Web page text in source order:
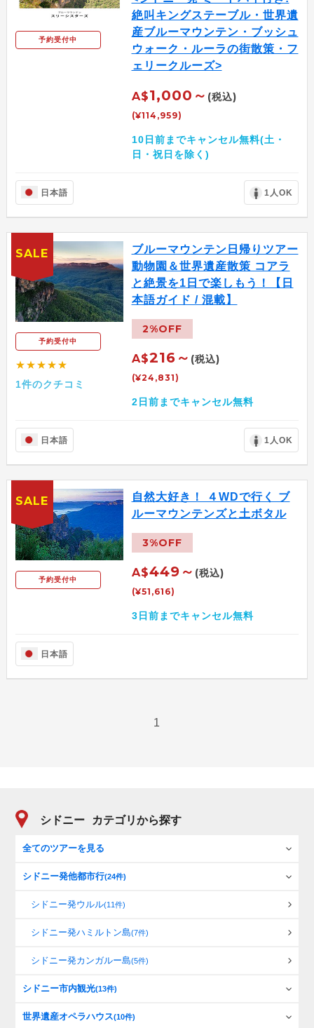
予約受付中
絶叫キングステーブル・世界遺
産ブルーマウンテン・ブッシュ
ウォーク・ルーラの街散策・フ
ェリークルーズ>
A$1,000～ (税込)
(¥114,959)
10日前までキャンセル無料(土・
日・祝日を除く)
日本語 1人OK
予約受付中
★★★★★
1件のクチコミ
ブルーマウンテン日帰りツアー
動物園＆世界遺産散策 コアラ
と絶景を1日で楽しもう！【日
本語ガイド / 混載】
2%OFF
A$216～ (税込)
(¥24,831)
2日前までキャンセル無料
日本語 1人OK
SALE
予約受付中
自然大好き！ ４WDで行く ブ
ルーマウンテンズと土ボタル
3%OFF
A$449～ (税込)
(¥51,616)
3日前までキャンセル無料
日本語
SALE
1
シドニー カテゴリから探す
全てのツアーを見る
シドニー発他都市行(24件)
シドニー発ウルル(11件)
シドニー発ハミルトン島(7件)
シドニー発カンガルー島(5件)
シドニー市内観光(13件)
世界遺産オペラハウス(10件)